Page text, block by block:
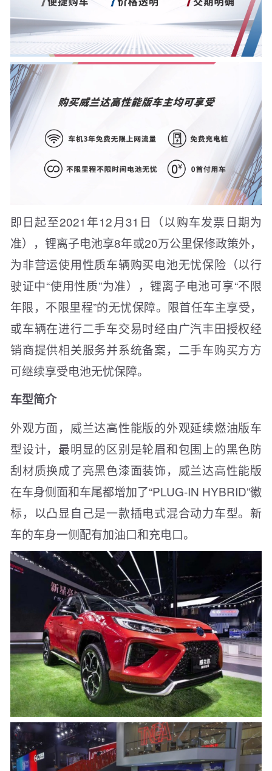
即日起至2021年12月31日（以购车发票日期为
准），锂离子电池享8年或20万公里保修政策外，
为非营运使用性质车辆购买电池无忧保险（以行
驶证中“使用性质”为准），锂离子电池可享“不限
年限，不限里程”的无忧保障。限首任车主享受，
或车辆在进行二手车交易时经由广汽丰田授权经
销商提供相关服务并系统备案，二手车购买方方
可继续享受电池无忧保障。
车型简介
外观方面，威兰达高性能版的外观延续燃油版车
型设计，最明显的区别是轮眉和包围上的黑色防
刮材质换成了亮黑色漆面装饰，威兰达高性能版
在车身侧面和车尾都增加了“PLUG-IN HYBRID”徽
标，以凸显自己是一款插电式混合动力车型。新
车的车身一侧配有加油口和充电口。